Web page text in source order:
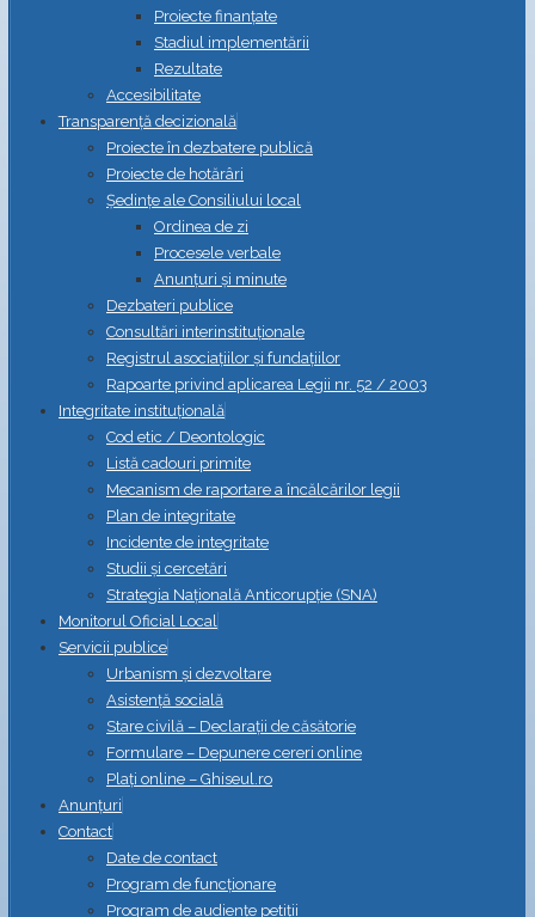
Proiecte finanțate
Stadiul implementării
Rezultate
Accesibilitate
Transparență decizională
Proiecte în dezbatere publică
Proiecte de hotărâri
Ședințe ale Consiliului local
Ordinea de zi
Procesele verbale
Anunțuri și minute
Dezbateri publice
Consultări interinstituționale
Registrul asociațiilor și fundațiilor
Rapoarte privind aplicarea Legii nr. 52 / 2003
Integritate instituțională
Cod etic / Deontologic
Listă cadouri primite
Mecanism de raportare a încălcărilor legii
Plan de integritate
Incidente de integritate
Studii și cercetări
Strategia Naţională Anticorupţie (SNA)
Monitorul Oficial Local
Servicii publice
Urbanism și dezvoltare
Asistență socială
Stare civilă – Declarații de căsătorie
Formulare – Depunere cereri online
Plați online – Ghiseul.ro
Anunțuri
Contact
Date de contact
Program de funcționare
Program de audiențe petiții